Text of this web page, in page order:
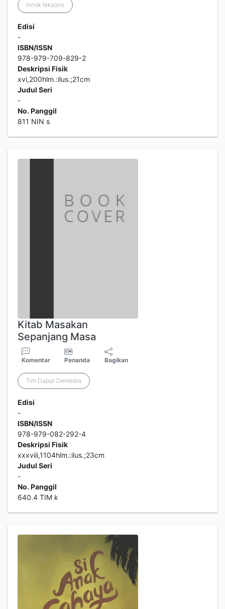
ninok leksono
Edisi
-
ISBN/ISSN
978-979-709-829-2
Deskripsi Fisik
xvi,200hlm.:ilus.;21cm
Judul Seri
-
No. Panggil
811 NIN s
Kitab Masakan
Sepanjang Masa
Komentar Penanda Bagikan
Tim Dapur Demedia
Edisi
-
ISBN/ISSN
978-979-082-292-4
Deskripsi Fisik
xxxviii,1104hlm.:ilus.;23cm
Judul Seri
-
No. Panggil
640.4 TIM k